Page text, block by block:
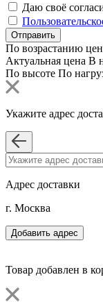
Даю своё
Отправить
По возрастанию
Актуальная цена В
По высоте По
Укажите адрес
Адрес доставки
г. Москва
Добавить адрес
Товар добавлен в